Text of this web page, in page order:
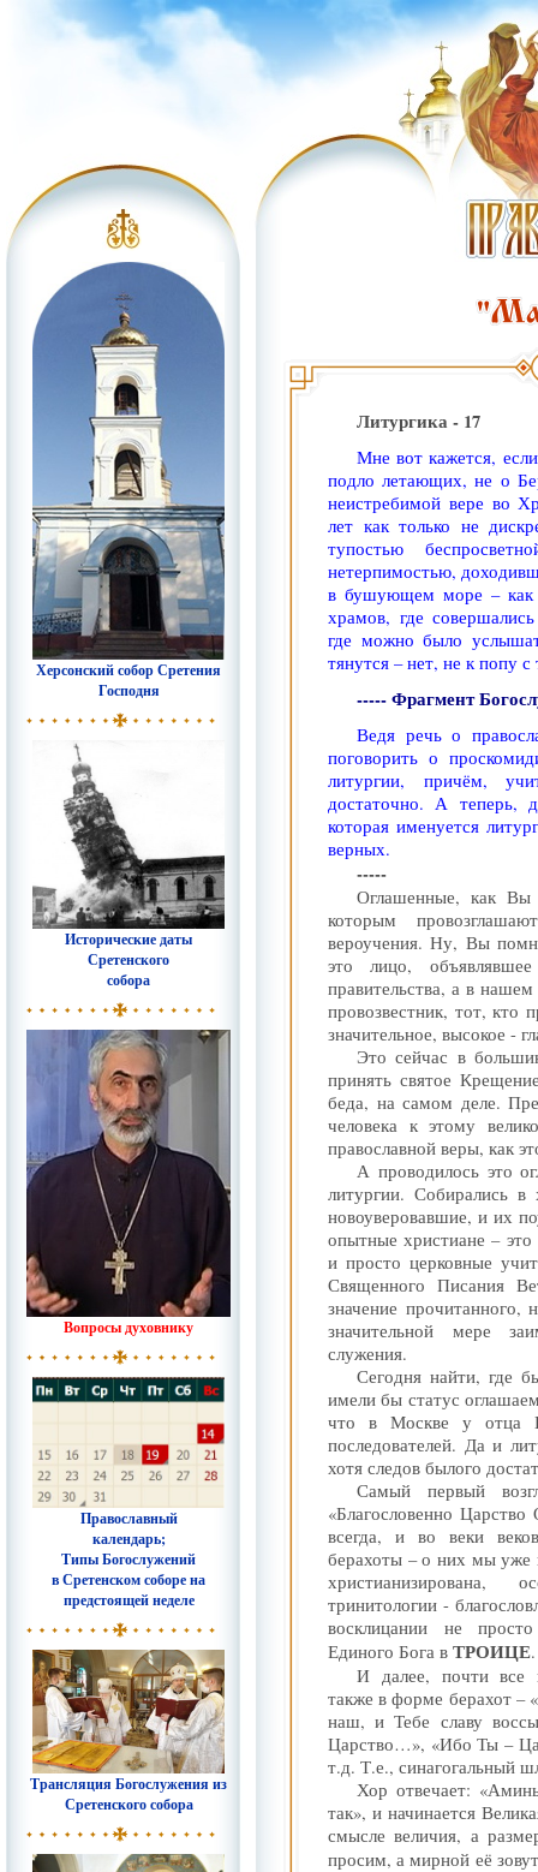
Херсонский собор Сретения
Господня
Исторические даты
Сретенского
собора
Вопросы духовнику
Православный
календарь;
Типы Богослужений
в Сретенском соборе на
предстоящей неделе
Трансляция Богослужения из
Сретенского собора
Литургика - 17
Мне вот кажется,
подло летающих, не о
неистребимой вере во
лет как только не
тупостью
нетерпимостью,
в бушующем море – как
храмов, где
где можно было
тянутся – нет, не к попу
----- Фрагмент
Ведя речь о
поговорить о
литургии, причём,
достаточно. А теперь,
которая именуется
верных.
-----
Оглашенные, как Вы
которым
вероучения. Ну, Вы
это лицо,
правительства, а в
провозвестник, тот, кто
значительное, высокое -
Это сейчас в
принять святое
беда, на самом деле.
человека к этому
православной веры, как
А проводилось это
литургии. Собирались
новоуверовавшие, и их
опытные христиане –
и просто церковные
Священного Писания
значение прочитанного,
значительной мере
служения.
Сегодня найти, где
имели бы статус
что в Москве у отца
последователей. Да и
хотя следов былого
Самый первый
«Благословенно
всегда, и во веки
берахоты – о них мы уже
тринитологии -
восклицании не
Единого Бога в ТРОИЦЕ.
И далее, почти все
также в форме берахот –
наш, и Тебе славу
Царство…», «Ибо Ты –
т.д. Т.е., синагогальный
Хор отвечает:
так», и начинается
смысле величия, а
просим, а мирной её